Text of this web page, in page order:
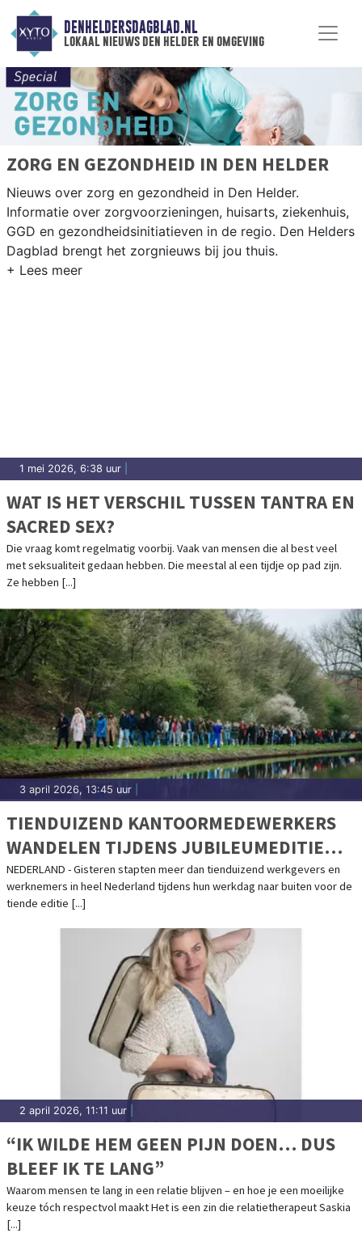
DENHELDERSDAGBLAD.NL
lokaal nieuws den helder en omgeving
ZORG EN GEZONDHEID IN DEN HELDER
Nieuws over zorg en gezondheid in Den Helder.
Informatie over zorgvoorzieningen, huisarts, ziekenhuis,
GGD en gezondheidsinitiatieven in de regio. Den Helders
Dagblad brengt het zorgnieuws bij jou thuis.
1 mei 2026, 6:38 uur
WAT IS HET VERSCHIL TUSSEN TANTRA EN
SACRED SEX?
Die vraag komt regelmatig voorbij. Vaak van mensen die al best veel
met seksualiteit gedaan hebben. Die meestal al een tijdje op pad zijn.
Ze hebben [...]
3 april 2026, 13:45 uur
TIENDUIZEND KANTOORMEDEWERKERS
WANDELEN TIJDENS JUBILEUMEDITIE
VAN WANDEL TIJDENS JE WERKDAG
NEDERLAND - Gisteren stapten meer dan tienduizend werkgevers en
werknemers in heel Nederland tijdens hun werkdag naar buiten voor de
tiende editie [...]
2 april 2026, 11:11 uur
“IK WILDE HEM GEEN PIJN DOEN… DUS
BLEEF IK TE LANG”
Waarom mensen te lang in een relatie blijven – en hoe je een moeilijke
keuze tóch respectvol maakt Het is een zin die relatietherapeut Saskia
[...]